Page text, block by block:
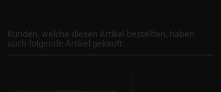
Kunden, welche diesen Artikel bestellten, haben
auch folgende Artikel gekauft: